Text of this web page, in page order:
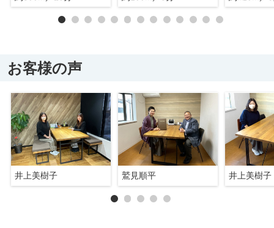
お客様の声
井上美樹子 鷲見順平 井上美樹子